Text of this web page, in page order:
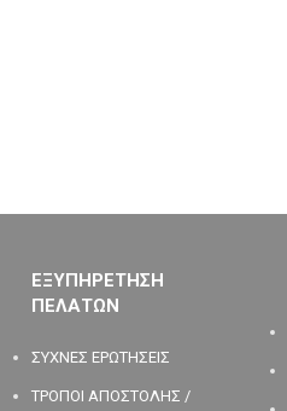
ΕΞΥΠΗΡΕΤΗΣΗ
ΠΕΛΑΤΩΝ
ΣΥΧΝΕΣ ΕΡΩΤΗΣΕΙΣ
ΤΡΟΠΟΙ ΑΠΟΣΤΟΛΗΣ /